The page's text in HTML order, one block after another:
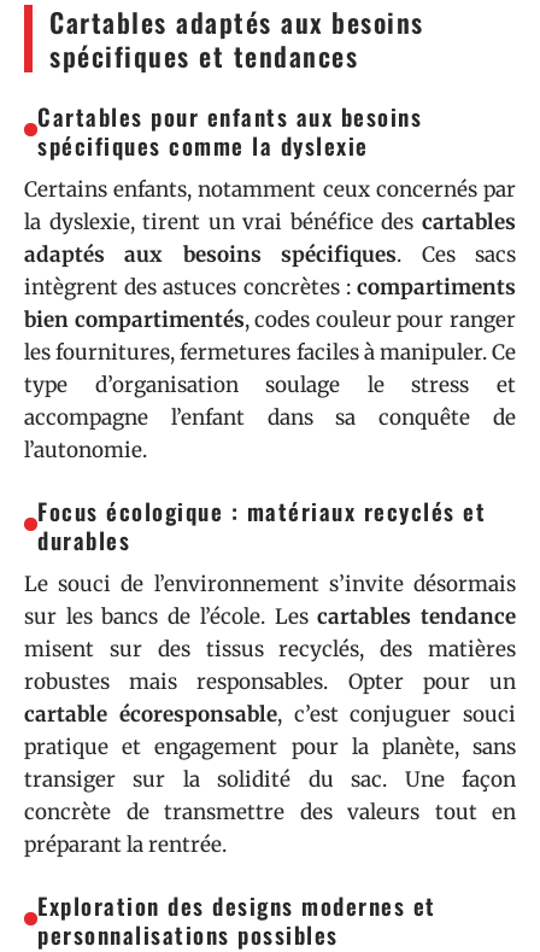
Cartables adaptés aux besoins
spécifiques et tendances
Cartables pour enfants aux besoins
spécifiques comme la dyslexie
Certains enfants, notamment ceux concernés par
la dyslexie, tirent un vrai bénéfice des cartables
adaptés aux besoins spécifiques. Ces sacs
intègrent des astuces concrètes : compartiments
bien compartimentés, codes couleur pour ranger
les fournitures, fermetures faciles à manipuler. Ce
type d’organisation soulage le stress et
accompagne l’enfant dans sa conquête de
l’autonomie.
Focus écologique : matériaux recyclés et
durables
Le souci de l’environnement s’invite désormais
sur les bancs de l’école. Lescartables tendance
misent sur des tissus recyclés, des matières
robustes mais responsables. Opter pour un
cartable écoresponsable, c’est conjuguer souci
pratique et engagement pour la planète, sans
transiger sur la solidité du sac. Une façon
concrète de transmettre des valeurs tout en
préparant la rentrée.
Exploration des designs modernes et
personnalisations possibles